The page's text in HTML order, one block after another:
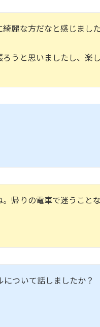
麗な方だなと感じました
ろうと思いましたし、楽
。帰りの電車で迷うこと
について話しましたか？